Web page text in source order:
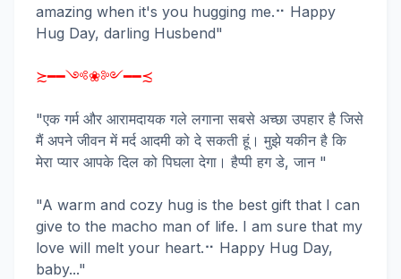
amazing when it's you hugging me.⠒ Happy
Hug Day, darling Husbend"
≿━━༺❀༻━━≾
"एक गर्म और आरामदायक गले लगाना सबसे अच्छा उपहार है जिसे
मैं अपने जीवन में मर्द आदमी को दे सकती हूं। मुझे यकीन है कि
मेरा प्यार आपके दिल को पिघला देगा। हैप्पी हग डे, जान "
"A warm and cozy hug is the best gift that I can
give to the macho man of life. I am sure that my
love will melt your heart.⠒ Happy Hug Day,
baby..."